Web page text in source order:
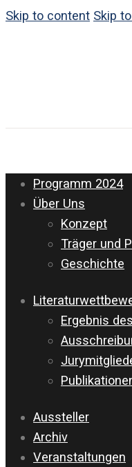
Skip to content Skip
Programm 2024
Über Uns
Konzept
Träger und
Geschichte
Ergebnis
Aussteller
Archiv
Veranstaltungen